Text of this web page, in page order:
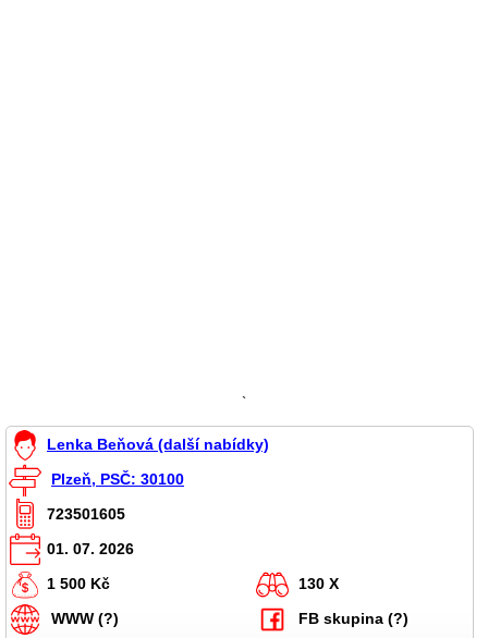
`
Lenka Beňová (další nabídky)
Plzeň, PSČ: 30100
723501605
01. 07. 2026
1 500 Kč
130 X
WWW (?)
FB skupina (?)